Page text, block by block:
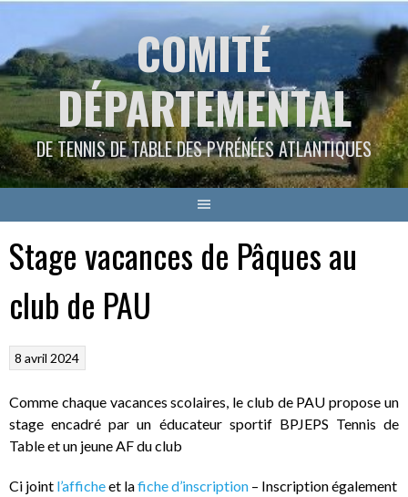
contenu
COMITÉ
DÉPARTEMENTAL
DE TENNIS DE TABLE DES PYRÉNÉES ATLANTIQUES
Stage vacances de Pâques au
club de PAU
8 avril 2024
Comme chaque vacances scolaires, le club de PAU propose un
stage encadré par un éducateur sportif BPJEPS Tennis de
Table et un jeune AF du club
Ci joint l’afficheet lafiche d’inscription – Inscription également